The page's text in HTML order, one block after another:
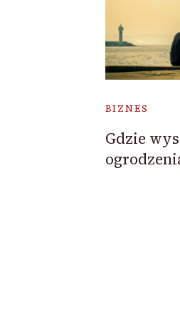
BIZNES
Gdzie